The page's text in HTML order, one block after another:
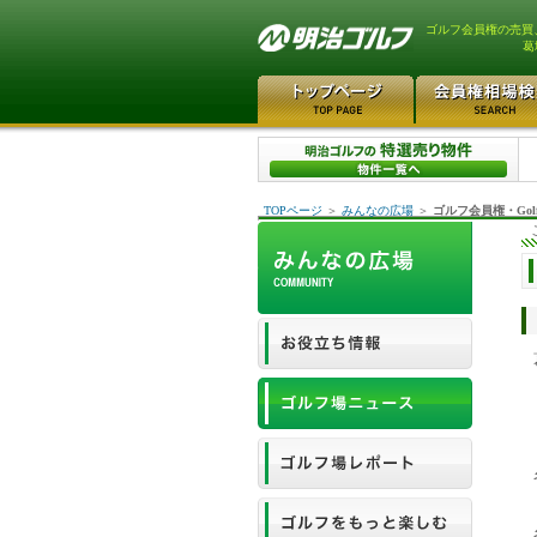
ゴルフ会員権の売
葛
TOPページ ＞ みんなの広場 ＞ ゴルフ会員権・